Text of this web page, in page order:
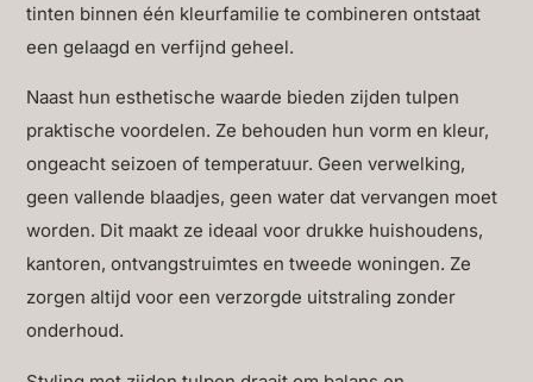
tinten binnen één kleurfamilie te combineren ontstaat
een gelaagd en verfijnd geheel.
Naast hun esthetische waarde bieden zijden tulpen
praktische voordelen. Ze behouden hun vorm en kleur,
ongeacht seizoen of temperatuur. Geen verwelking,
geen vallende blaadjes, geen water dat vervangen moet
worden. Dit maakt ze ideaal voor drukke huishoudens,
kantoren, ontvangstruimtes en tweede woningen. Ze
zorgen altijd voor een verzorgde uitstraling zonder
onderhoud.